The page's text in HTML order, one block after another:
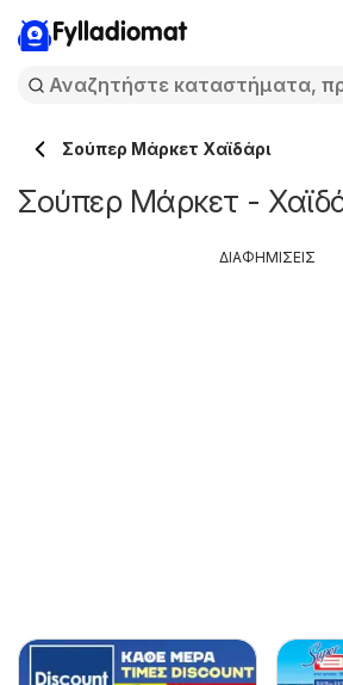
Fylladiomat
Σούπερ Μάρκετ Χαϊδάρι
Σούπερ Μάρκετ -
ΔΙΑΦΗΜΙΣΕΙΣ